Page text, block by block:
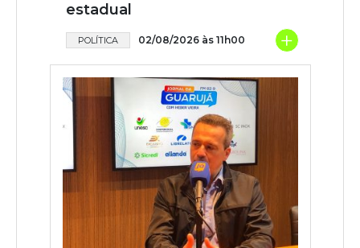
estadual
POLÍTICA 02/08/2026 às 11h00 +